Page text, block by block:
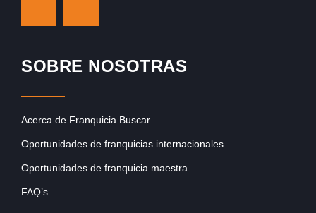
SOBRE NOSOTRAS
Acerca de Franquicia Buscar
Oportunidades de franquicias internacionales
Oportunidades de franquicia maestra
FAQ’s